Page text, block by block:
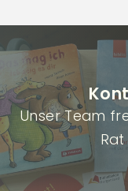
Unser Team